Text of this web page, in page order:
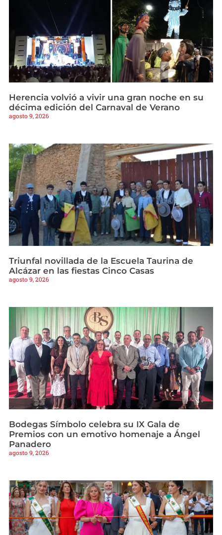
Herencia volvió a vivir una gran noche en su
décima edición del Carnaval de Verano
agosto 9, 2026
Triunfal novillada de la Escuela Taurina de
Alcázar en las fiestas Cinco Casas
agosto 9, 2026
Bodegas Símbolo celebra su IX Gala de
Premios con un emotivo homenaje a Ángel
Panadero
agosto 9, 2026